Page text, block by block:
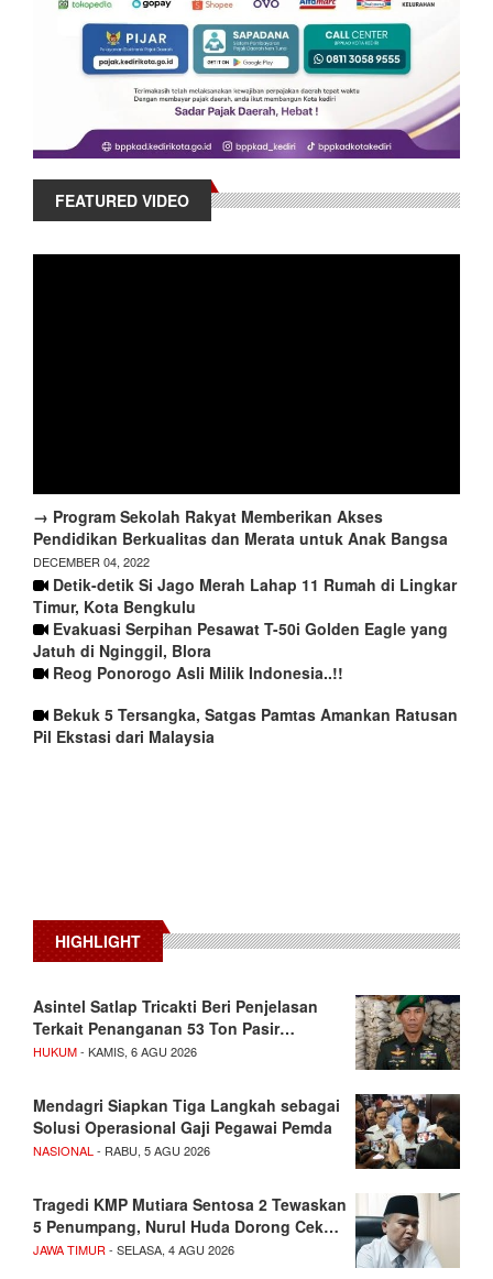
FEATURED VIDEO
→ Program Sekolah Rakyat Memberikan Akses
Pendidikan Berkualitas dan Merata untuk Anak Bangsa
DECEMBER 04, 2022
Detik-detik Si Jago Merah Lahap 11 Rumah di Lingkar
Timur, Kota Bengkulu
Evakuasi Serpihan Pesawat T-50i Golden Eagle yang
Jatuh di Nginggil, Blora
Reog Ponorogo Asli Milik Indonesia..!!
Bekuk 5 Tersangka, Satgas Pamtas Amankan Ratusan
Pil Ekstasi dari Malaysia
HIGHLIGHT
Asintel Satlap Tricakti Beri Penjelasan
Terkait Penanganan 53 Ton Pasir…
HUKUM- KAMIS, 6 AGU 2026
Mendagri Siapkan Tiga Langkah sebagai
Solusi Operasional Gaji Pegawai Pemda
NASIONAL - RABU, 5 AGU 2026
Tragedi KMP Mutiara Sentosa 2 Tewaskan
5 Penumpang, Nurul Huda Dorong Cek…
JAWA TIMUR - SELASA, 4 AGU 2026